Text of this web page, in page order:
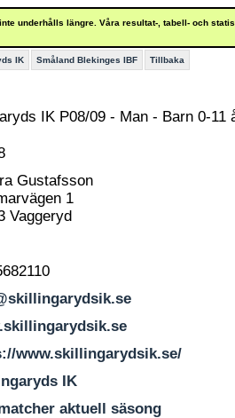
underhålls längre. Våra resultat-, tabell- och
IK Småland Blekinges IBF Tillbaka
IK P08/09 - Man - Barn 0-11
Gustafsson
1
Vaggeryd
www.skillingarydsik.se/
IK
aktuell säsong